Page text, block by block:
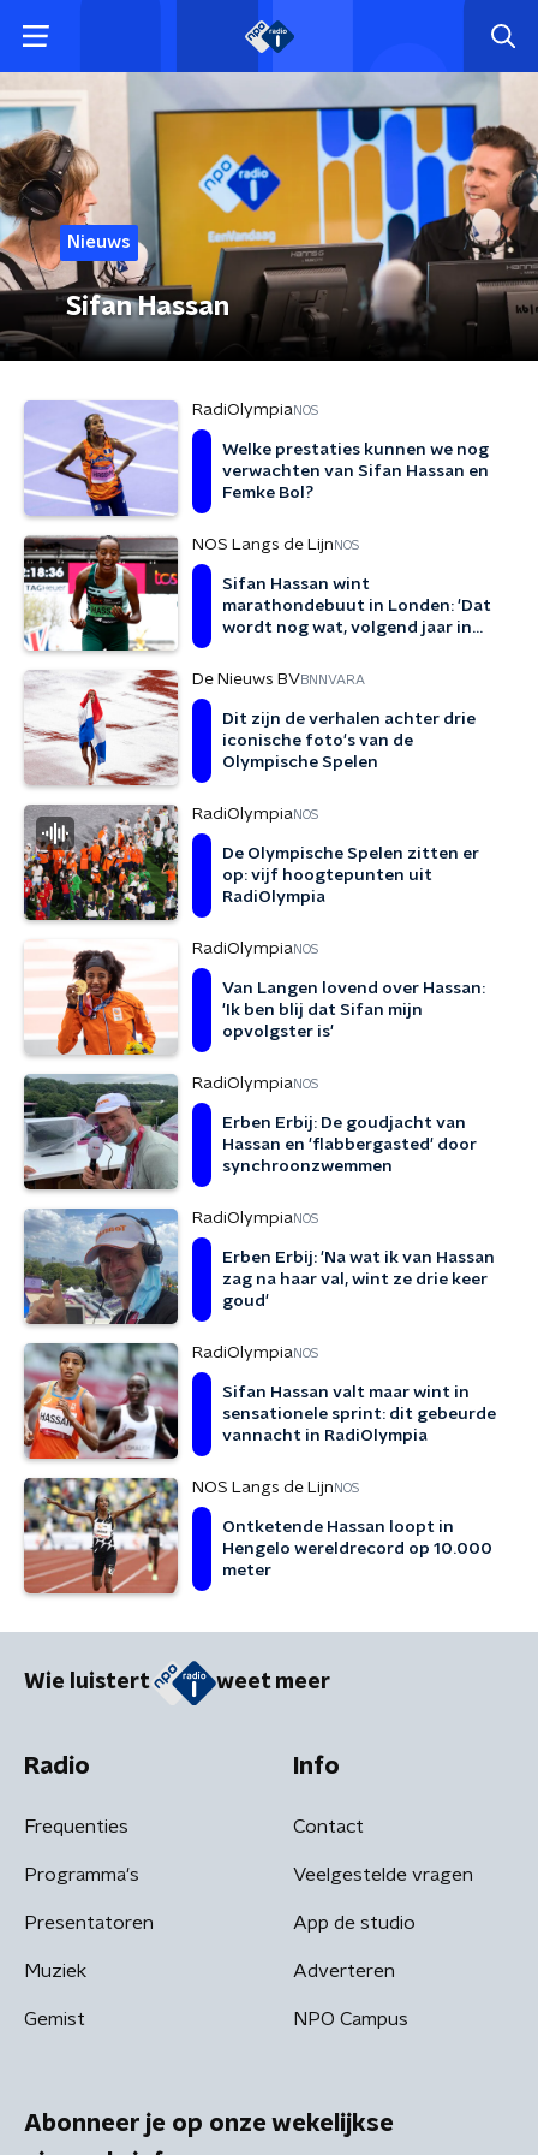
Nieuws
Sifan Hassan
RadiOlympiaNOS
Welke prestaties kunnen we nog
verwachten van Sifan Hassan en
Femke Bol?
NOS Langs de Lijn NOS
Sifan Hassan wint
marathondebuut in Londen: 'Dat
wordt nog wat, volgend jaar in
De Nieuws BVBNNVARA
Dit zijn de verhalen achter drie
iconische foto's van de
Olympische Spelen
RadiOlympiaNOS
De Olympische Spelen zitten er
op: vijf hoogtepunten uit
RadiOlympia
RadiOlympiaNOS
Van Langen lovend over Hassan:
'Ik ben blij dat Sifan mijn
opvolgster is'
RadiOlympiaNOS
Erben Erbij: De goudjacht van
Hassan en 'flabbergasted' door
synchroonzwemmen
RadiOlympiaNOS
Erben Erbij: 'Na wat ik van Hassan
zag na haar val, wint ze drie keer
goud'
RadiOlympiaNOS
Sifan Hassan valt maar wint in
sensationele sprint: dit gebeurde
vannacht in RadiOlympia
NOS Langs de Lijn NOS
Ontketende Hassan loopt in
Hengelo wereldrecord op 10.000
meter
Wie luistert weet meer
Radio
Frequenties
Programma's
Presentatoren
Muziek
Gemist
Info
Contact
Veelgestelde vragen
App de studio
Adverteren
NPO Campus
Abonneer je op onze wekelijkse